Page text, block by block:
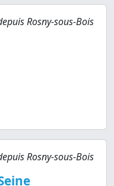
Rosny-sous-Bois
Rosny-sous-Bois